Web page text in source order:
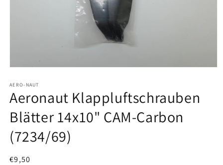
in
Modal
öffnen
AERO-NAUT
Aeronaut Klappluftschrauben
Blätter 14x10" CAM-Carbon
(7234/69)
Normaler
€9,50